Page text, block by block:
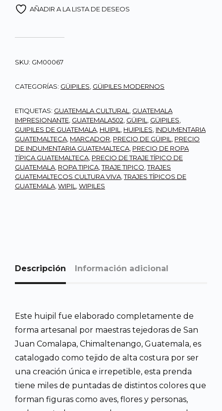
AÑADIR A LA LISTA DE DESEOS
SKU: GM00067
CATEGORÍAS: GÜIPILES, GÜIPILES MODERNOS
ETIQUETAS: GUATEMALA CULTURAL, GUATEMALA
IMPRESIONANTE, GUATEMALA502, GÜIPIL, GÜIPILES,
GUIPILES DE GUATEMALA, HUIPIL, HUIPILES, INDUMENTARIA
GUATEMALTECA, MARCADOR, PRECIO DE GÜIPIL, PRECIO
DE INDUMENTARIA GUATEMALTECA, PRECIO DE ROPA
TÍPICA GUATEMALTECA, PRECIO DE TRAJE TÍPICO DE
GUATEMALA, ROPA TIPICA,TRAJE TIPICO,TRAJES
GUATEMALTECOS CULTURA VIVA,TRAJES TÍPICOS DE
GUATEMALA,WIPIL,WIPILES
Descripción Información adicional
Este huipil fue elaborado completamente de
forma artesanal por maestras tejedoras de San
Juan Comalapa, Chimaltenango, Guatemala, es
catalogado como tejido de alta costura por ser
una creación única e irrepetible, esta prenda
tiene miles de puntadas de distintos colores que
forman figuras como aves, flores y personas,